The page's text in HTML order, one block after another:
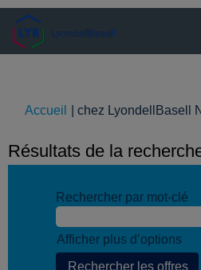
Accueil chez LyondellBasell
Résultats de la
Rechercher par mot-clé
Afficher plus d’options